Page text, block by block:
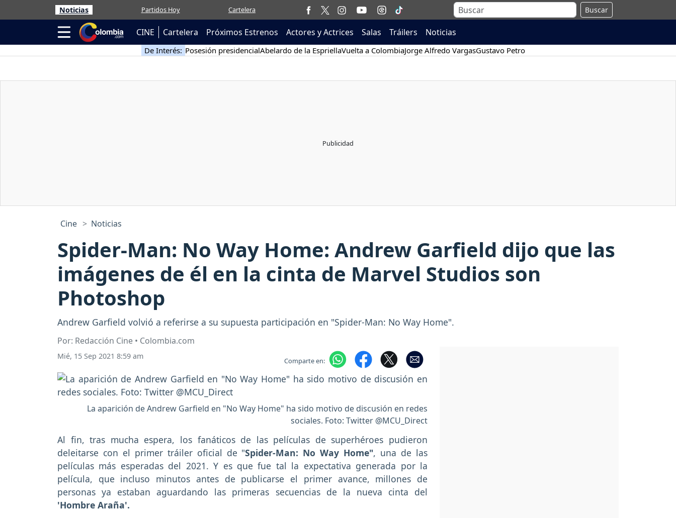
Noticias Partidos Hoy Cartelera Buscar
CINE Cartelera Próximos Estrenos Actores y Actrices Salas Tráilers Noticias
De Interés: Posesión presidencialAbelardo de la EspriellaVuelta a ColombiaJorge Alfredo VargasGustavo Petro
Cine Noticias
Spider-Man: No Way Home: Andrew Garfield dijo que las
imágenes de él en la cinta de Marvel Studios son
Photoshop
Andrew Garfield volvió a referirse a su supuesta participación en "Spider-Man: No Way Home".
Por: Redacción Cine • Colombia.com
Mié, 15 Sep 2021 8:59 am Comparte en:
La aparición de Andrew Garfield en "No Way Home" ha sido motivo de discusión en redes
sociales. Foto: Twitter @MCU_Direct
Al fin, tras mucha espera, los fanáticos de las películas de superhéroes pudieron
deleitarse con el primer tráiler oficial de "Spider-Man: No Way Home", una de las
películas más esperadas del 2021. Y es que fue tal la expectativa generada por la
película, que incluso minutos antes de publicarse el primer avance, millones de
personas ya estaban aguardando las primeras secuencias de la nueva cinta del
'Hombre Araña'.